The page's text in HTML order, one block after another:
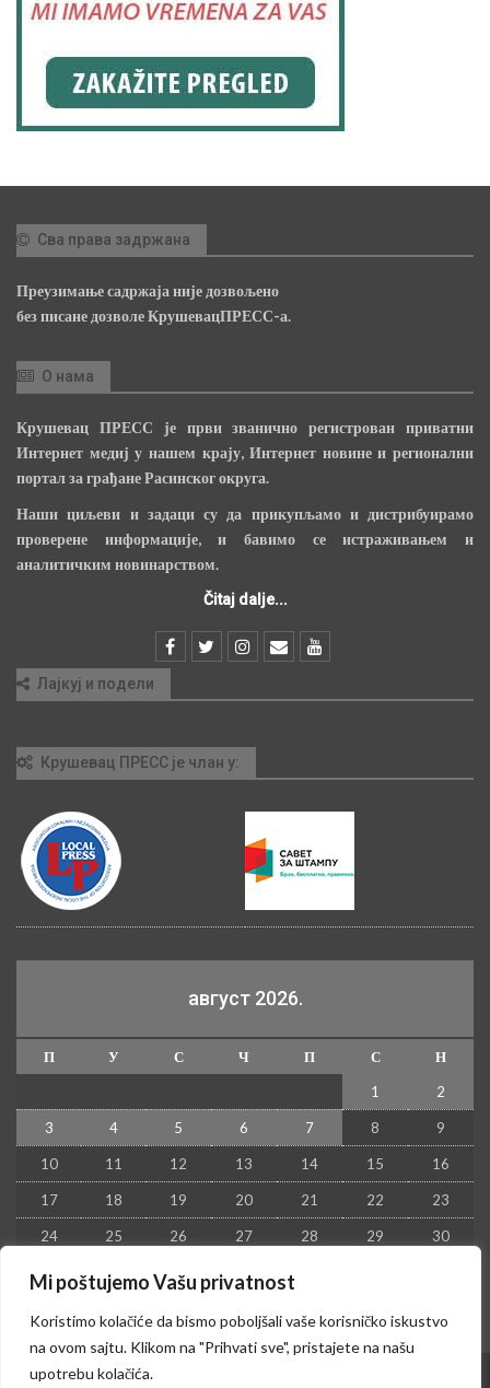
Mi poštujemo Vašu privatnost
Koristimo kolačiće da bismo poboljšali vaše korisničko iskustvo
na ovom sajtu. Klikom na "Prihvati sve", pristajete na našu
upotrebu kolačića.
Сва права задржана
Преузимање садржаја није дозвољено
без писане дозволе КрушевацПРЕСС-а.
О нама
Крушевац ПРЕСС је први званично регистрован приватни
Интернет медиј у нашем крају, Интернет новине и регионални
портал за грађане Расинског округа.
Наши циљеви и задаци су да прикупљамо и дистрибуирамо
проверене информације, и бавимо се истраживањем и
аналитичким новинарством.
Čitaj dalje...
Лајкуј и подели
Крушевац ПРЕСС је члан у:
август 2026.
П У С Ч П С
Н
1
2
3 4 5 6 7 8 9
10 11 12 13 14 15 16
17 18 19 20 21 22 23
24 25 26 27 28 29 30
31